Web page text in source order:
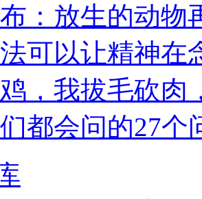
：放生的动物
可以让精神在
，我拔毛砍肉
都会问的27个